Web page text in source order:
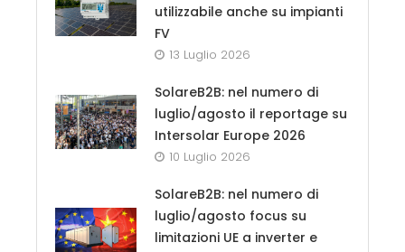
utilizzabile anche su impianti
FV
13 Luglio 2026
SolareB2B: nel numero di
luglio/agosto il reportage su
Intersolar Europe 2026
10 Luglio 2026
SolareB2B: nel numero di
luglio/agosto focus su
limitazioni UE a inverter e